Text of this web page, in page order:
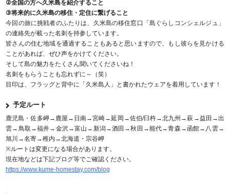
②全国の方へ久米島を紹介すること
③将来的に久米島の移住・定住に繋げること
今回の旅に挑戦者のふたりは、久米島の移住窓口「島ぐらしコンシェルジュ」
の連絡先が載った名刺を持参しています。
皆さんの住む地域を通過することもあると思いますので、もし彼らを見かける
ことがあれば、ぜひ声をかけてください。
そして島の魅力をたくさん聞いてくださいね！
名刺をもらうことも忘れずに～（笑）
目印は、フラッグと背中に「久米島人」と書かれたウェアを着用しています！
予定ルート
鹿児島・佐多岬→鹿屋→日南→宮崎→延岡→佐伯/臼杵→北九州→萩→益田→出
雲→鳥取→福井→金沢→富山→新潟→酒田→秋田→能代→青森→函館→八雲→
旭川→名寄→稚内→北海道・宗谷岬
※ルートは変更になる場合があります。
現在地などは下記ブログ等でご確認ください。
https://www.kume-homestay.com/blog